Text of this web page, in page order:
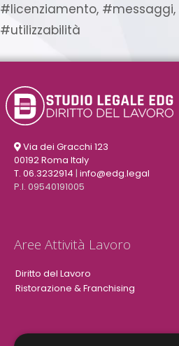
#licenziamento, #messaggi,
#utilizzabilità
Via dei Gracchi 123
00192 Roma Italy
T. 06.3232914 | info@edg.legal
P.I. 09540191005
Aree Attività Lavoro
Diritto del Lavoro
Ristorazione & Franchising